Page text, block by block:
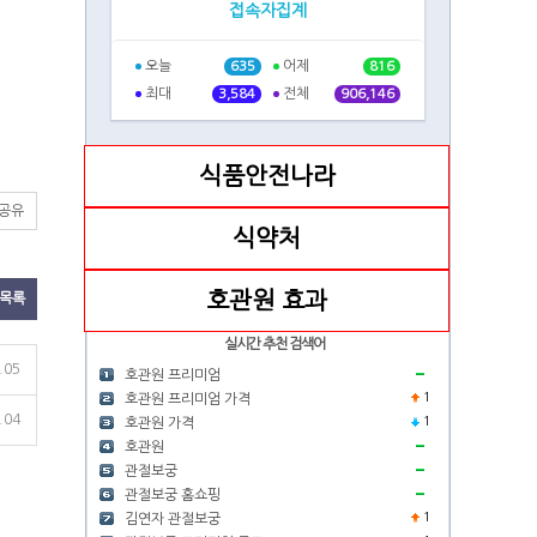
유
목록
접속자집계
오늘 635 어제 816
최대 3,584 전체 906,146
식품안전나라
식약처
호관원 효과
실시간 추천 검색어
호관원 프리미엄
호관원 프리미엄 가격
1
호관원 가격 1
호관원
관절보궁
관절보궁 홈쇼핑
김연자 관절보궁
1